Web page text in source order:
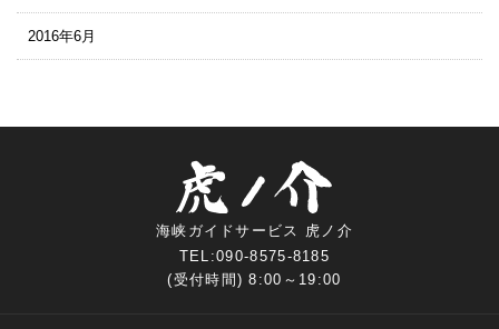
2016年6月
海峡ガイドサービス 虎ノ介
TEL:090-8575-8185
(受付時間) 8:00～19:00